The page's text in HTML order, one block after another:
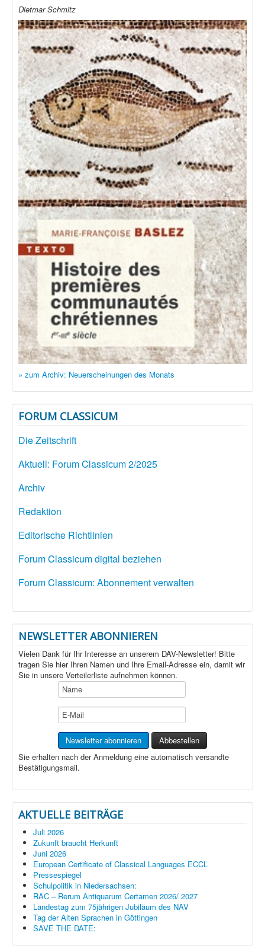
Dietmar Schmitz
» zum Archiv: Neuerscheinungen des Monats
FORUM CLASSICUM
Die Zeitschrift
Aktuell: Forum Classicum 2/2025
Archiv
Redaktion
Editorische Richtlinien
Forum Classicum digital beziehen
Forum Classicum: Abonnement verwalten
NEWSLETTER ABONNIEREN
Vielen Dank für Ihr Interesse an unserem DAV-Newsletter! Bitte
tragen Sie hier Ihren Namen und Ihre Email-Adresse ein, damit wir
Sie in unsere Verteilerliste aufnehmen können.
Sie erhalten nach der Anmeldung eine automatisch versandte
Bestätigungsmail.
AKTUELLE BEITRÄGE
Juli 2026
Zukunft braucht Herkunft
Juni 2026
European Certificate of Classical Languages ECCL
Pressespiegel
Schulpolitik in Niedersachsen:
RAC – Rerum Antiquarum Certamen 2026/ 2027
Landestag zum 75jährigen Jubiläum des NAV
Tag der Alten Sprachen in Göttingen
SAVE THE DATE: